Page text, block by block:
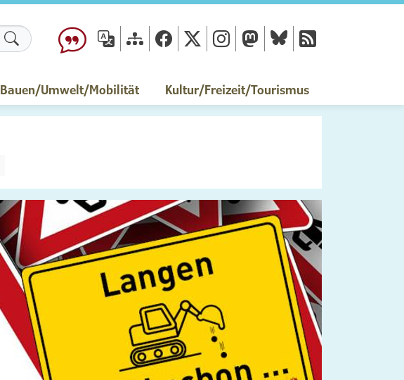
Formularschaltfläche
Bauen/Umwelt/Mobilität Kultur/Freizeit/Tourismus